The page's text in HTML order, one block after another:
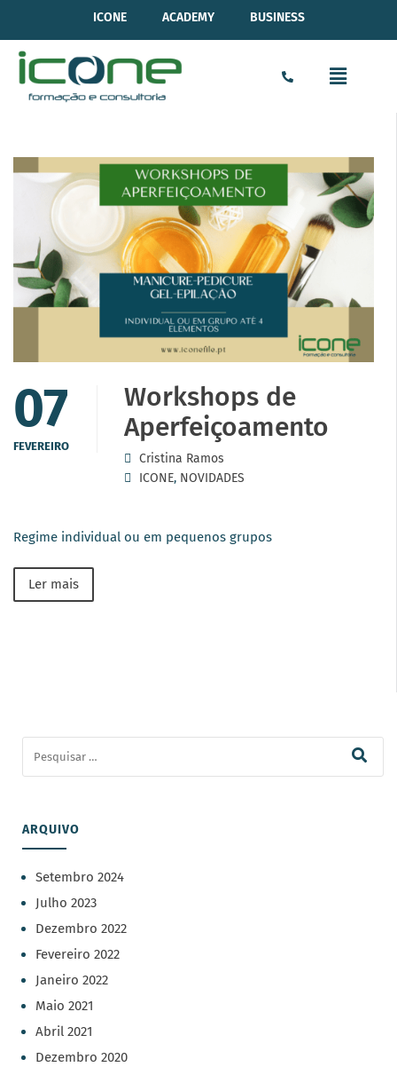
ICONE ACADEMY BUSINESS
07
FEVEREIRO
Workshops de
Aperfeiçoamento
Cristina Ramos
ICONE, NOVIDADES
Regime individual ou em pequenos grupos
Ler mais
ARQUIVO
Setembro 2024
Julho 2023
Dezembro 2022
Fevereiro 2022
Janeiro 2022
Maio 2021
Abril 2021
Dezembro 2020